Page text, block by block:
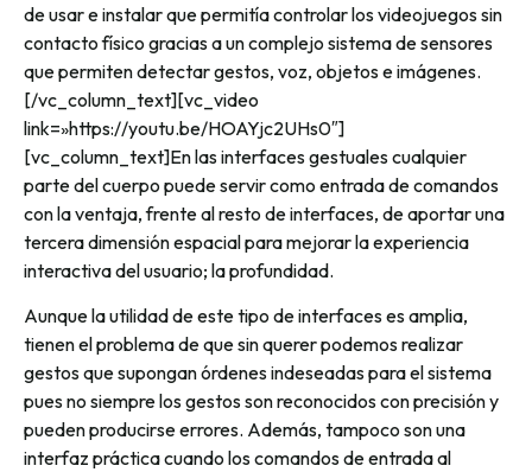
de usar e instalar que permitía controlar los videojuegos sin
contacto físico gracias a un complejo sistema de sensores
que permiten detectar gestos, voz, objetos e imágenes.
[/vc_column_text][vc_video
link=»https://youtu.be/HOAYjc2UHs0″]
[vc_column_text]En las interfaces gestuales cualquier
parte del cuerpo puede servir como entrada de comandos
con la ventaja, frente al resto de interfaces, de aportar una
tercera dimensión espacial para mejorar la experiencia
interactiva del usuario; la profundidad.
Aunque la utilidad de este tipo de interfaces es amplia,
tienen el problema de que sin querer podemos realizar
gestos que supongan órdenes indeseadas para el sistema
pues no siempre los gestos son reconocidos con precisión y
pueden producirse errores. Además, tampoco son una
interfaz práctica cuando los comandos de entrada al